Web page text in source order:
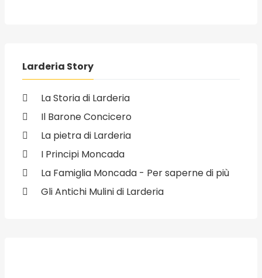
Larderia Story
La Storia di Larderia
Il Barone Concicero
La pietra di Larderia
I Principi Moncada
La Famiglia Moncada - Per saperne di più
Gli Antichi Mulini di Larderia